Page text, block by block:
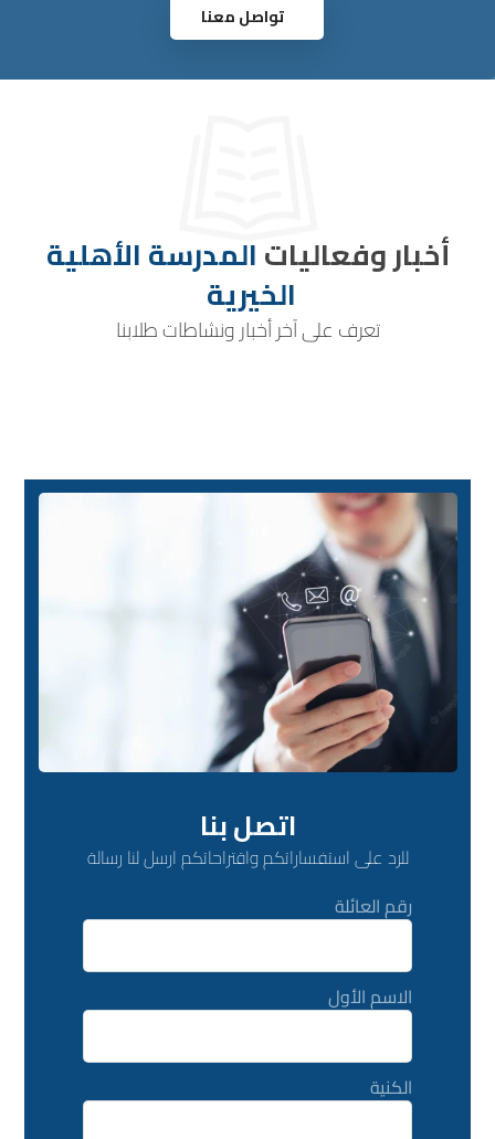
تواصل معنا
أخبار وفعالياتالمدرسة الأهلية
الخيرية
تعرف على آخر أخبار ونشاطات طلابنا
اتصل بنا
للرد على استفساراتكم واقتراحاتكم ارسل لنا رسالة
رقم العائلة
الاسم الأول
الكنية